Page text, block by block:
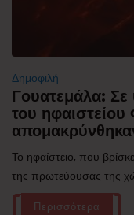
Δημοφιλή
Γουατεμάλα: Σε
του
Το ηφαίστειο, που
της πρωτεύουσας της
Περισσότερα